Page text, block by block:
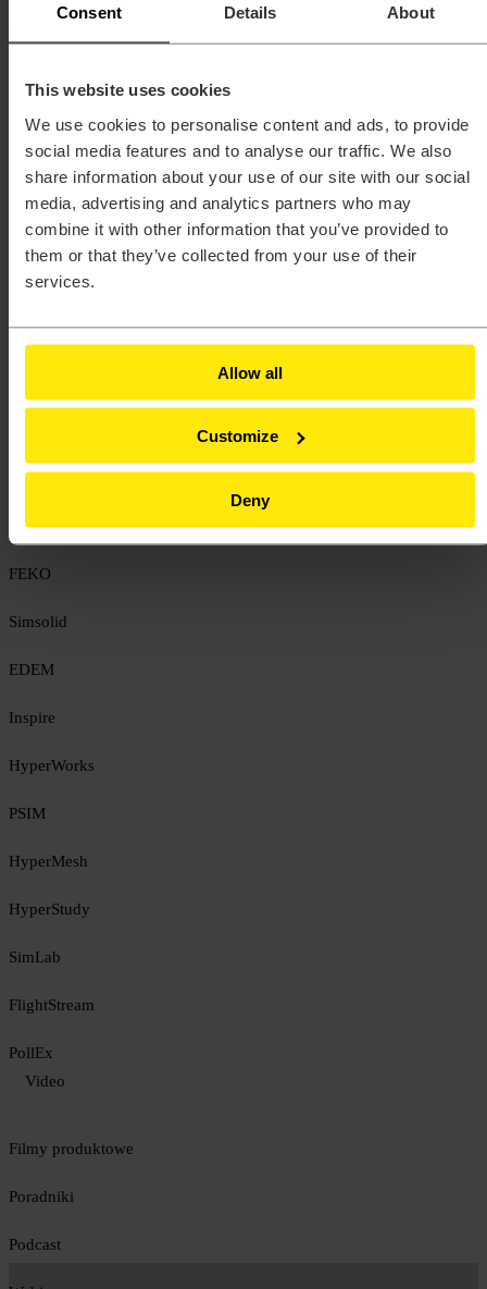
Consent Details About
This website uses cookies
We use cookies to personalise content and ads, to provide
social media features and to analyse our traffic. We also
share information about your use of our site with our social
media, advertising and analytics partners who may
combine it with other information that you’ve provided to
them or that they’ve collected from your use of their
services.
Allow all
Customize
Deny
Simcenter Hyperlife
Simcenter Inspire – analiza strukturalna
Simcenter Optistruct – analiza nieliniowa
Simcenter Optistruct – dynamika i wibracje
Simcenter Radioss
Simcenter Simsolid
Przygotowanie symulacji i analiza wyników
Simcenter Hypermesh – morphing
Simcenter Hypermesh – kurs podstawowy
Simcenter Hypermesh – Kurs zaawansowany
Simcenter Hyperview i Hypergraph
Konkurs
Oferta edukacyjna
Webinary
Centrum Wsparcia Technicznego
Kategorie materiałów
FEKO
Simsolid
EDEM
Inspire
HyperWorks
PSIM
HyperMesh
HyperStudy
SimLab
FlightStream
PollEx
Video
Filmy produktowe
Poradniki
Podcast